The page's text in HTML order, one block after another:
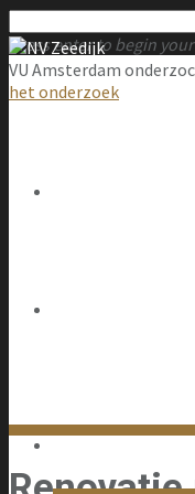
VU Amsterdam
het onderzoek
Press enter to begin